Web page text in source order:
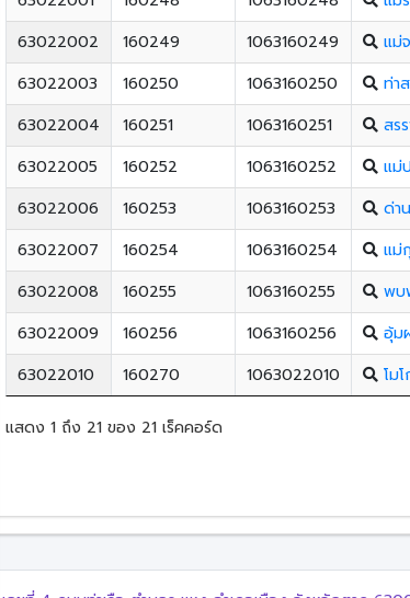
63022002
160249 1063160249 แม่
63022003
160250 1063160250 ท่า
63022004
160251 1063160251 สร
63022005
160252 1063160252 แม่
63022006
160253 1063160253 ด่า
63022007
160254 1063160254 แม่
63022008
160255 1063160255 พบ
63022009
160256 1063160256 อุ้ม
63022010
160270 1063022010 โม
แสดง 1 ถึง 21 ของ 21 เร็คคอร์ด